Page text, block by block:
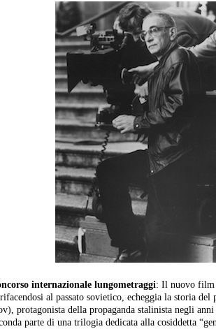
internazionale lungometraggi: Il nuovo
al passato sovietico, echeggia la storia
protagonista della propaganda stalinista negli
parte di una trilogia dedicata alla cosiddetta